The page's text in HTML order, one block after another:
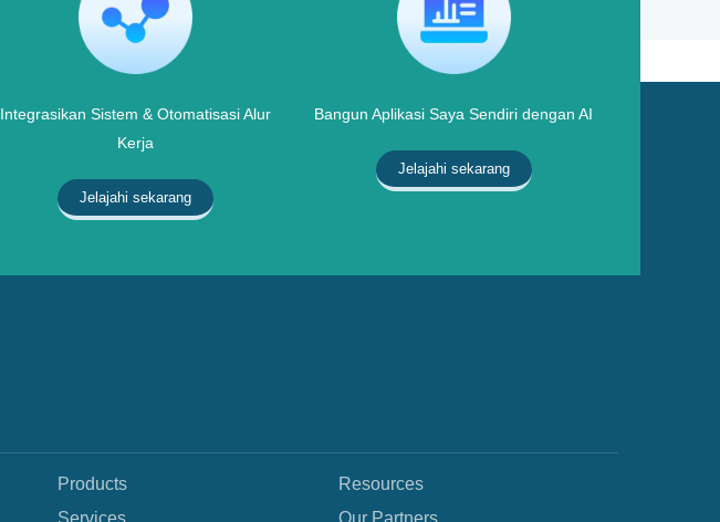
Integrasikan Sistem & Otomatisasi Alur
Kerja
Jelajahi sekarang
Bangun Aplikasi Saya Sendiri dengan AI
Jelajahi sekarang
Products
Services
Resources
Our Partners